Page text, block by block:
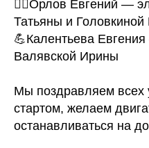
🏋️‍♀️Орлов Евгений —
Татьяны и Головкиной
💪Калентьева
Валявской Ирины
Мы поздравляем всех
стартом, желаем
останавливаться на